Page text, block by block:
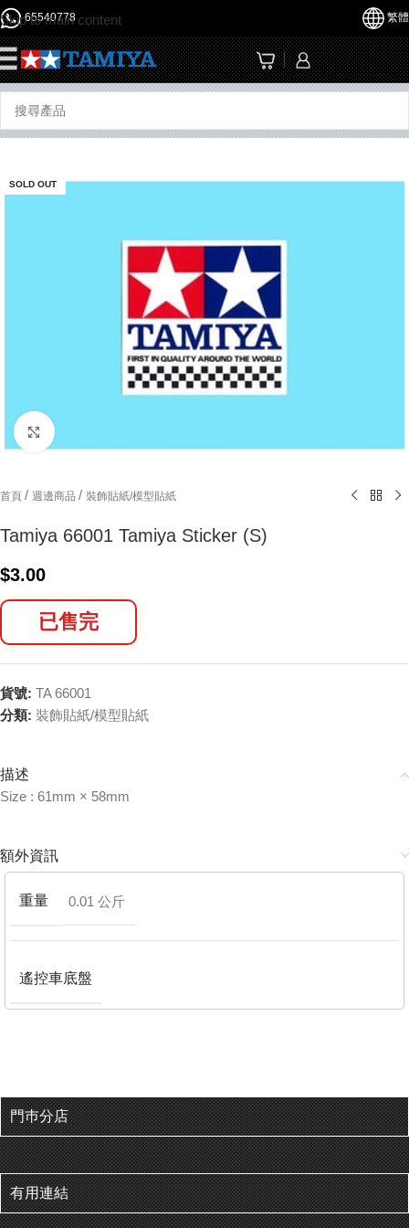
Skip to main content
65540778 繁體
SOLD OUT
Click to enlarge
首頁 / 週邊商品 / 裝飾貼紙/模型貼紙
Tamiya 66001 Tamiya Sticker (S)
$3.00
已售完
貨號: TA 66001
分類: 裝飾貼紙/模型貼紙
描述
Size : 61mm × 58mm
額外資訊
重量 0.01 公斤
遙控車底盤
門巿分店
有用連結